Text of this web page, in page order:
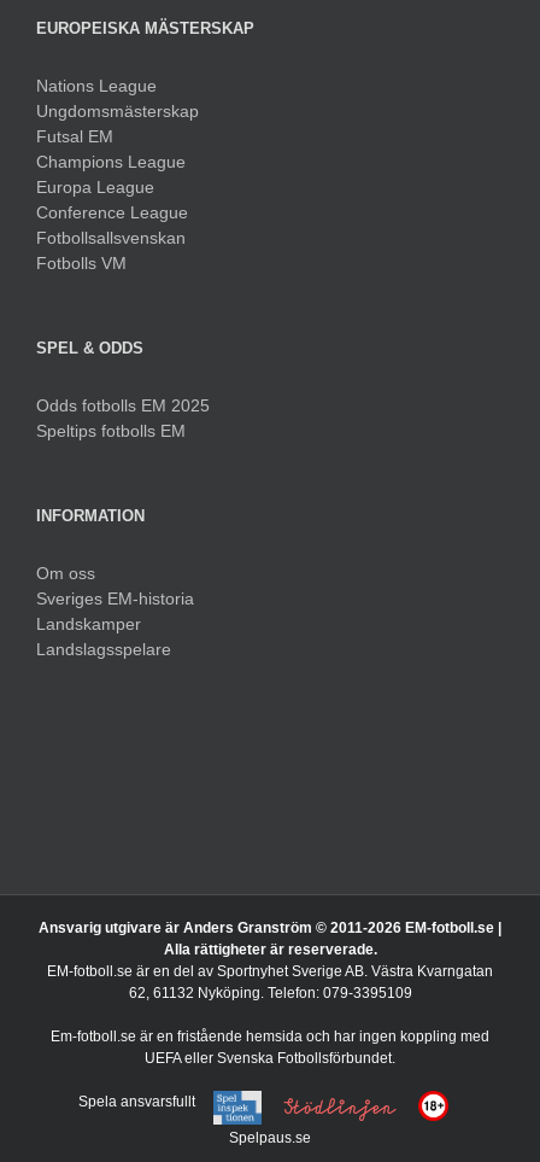
EUROPEISKA MÄSTERSKAP
Nations League
Ungdomsmästerskap
Futsal EM
Champions League
Europa League
Conference League
Fotbollsallsvenskan
Fotbolls VM
SPEL & ODDS
Odds fotbolls EM 2025
Speltips fotbolls EM
INFORMATION
Om oss
Sveriges EM-historia
Landskamper
Landslagsspelare
Ansvarig utgivare är Anders Granström © 2011-2026 EM-fotboll.se |
Alla rättigheter är reserverade.
EM-fotboll.se är en del av Sportnyhet Sverige AB. Västra Kvarngatan
62, 61132 Nyköping. Telefon: 079-3395109
Em-fotboll.se är en fristående hemsida och har ingen koppling med
UEFA eller Svenska Fotbollsförbundet.
Spela ansvarsfullt
Spelpaus.se